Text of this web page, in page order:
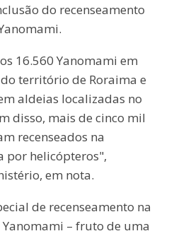
do recenseamento
16.560 Yanomami em
território de Roraima e
aldeias localizadas no
disso, mais de cinco mil
recenseados na
por helicópteros",
em nota.
de recenseamento na
– fruto de uma